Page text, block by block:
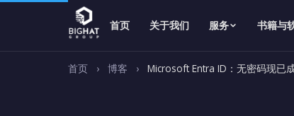
首页 关于我们 服务 书籍与
首页 › 博客 › Microsoft Entra ID：无密码现已